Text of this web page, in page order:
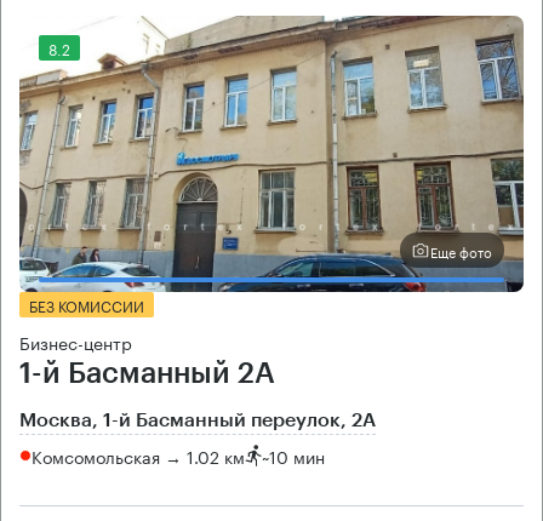
8.2
Еще фото
БЕЗ КОМИССИИ
Бизнес-центр
1-й Басманный 2А
Москва, 1-й Басманный переулок, 2А
Комсомольская → 1.02 км ~10 мин